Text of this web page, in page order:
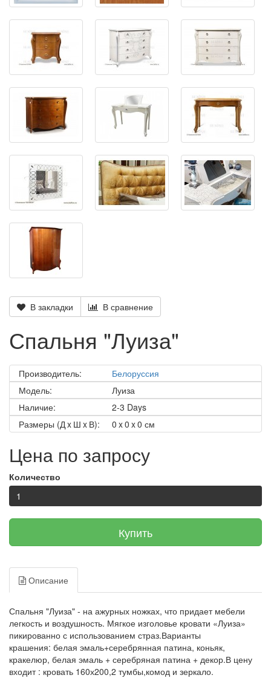
В закладки В сравнение
Спальня "Луиза"
Производитель:
Белоруссия
Модель:
Луиза
Наличие:
2-3 Days
Размеры (Д x Ш x В):
0 x 0 x 0 см
Цена по запросу
Количество
Купить
Описание
Спальня "Луиза" - на ажурных ножках, что придает мебели
легкость и воздушность. Мягкое изголовье кровати «Луиза»
пикированно с использованием страз.Варианты
крашения: белая эмаль+серебрянная патина, коньяк,
кракелюр, белая эмаль + серебряная патина + декор.В цену
входит : кровать 160х200,2 тумбы,комод и зеркало.